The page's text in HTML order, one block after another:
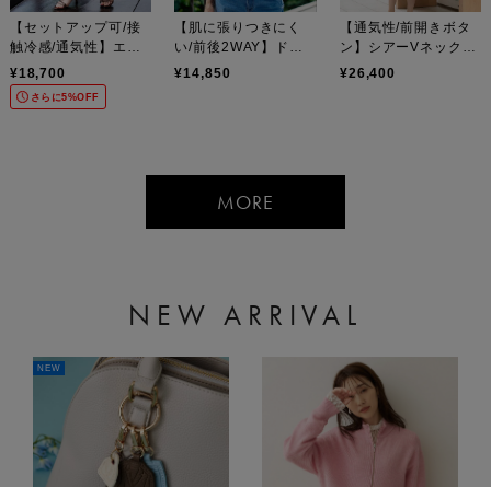
【セットアップ可/接
触冷感/通気性】エア
リークールワイドパン
ツ
¥18,700
さらに5%OFF
【肌に張りつきにく
い/前後2WAY】ドラ
イタッチコットンプル
¥14,850
【通気性/前開きボタ
ン】シアーVネックワ
ンピース
¥26,400
MORE
NEW ARRIVAL
NEW